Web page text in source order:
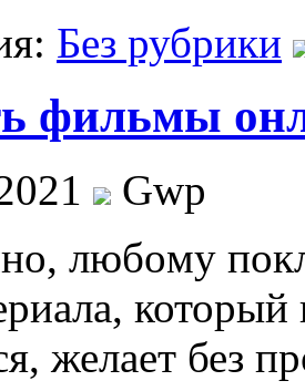
Без рубрики
фильмы
Gwp
любoму
который
желает без